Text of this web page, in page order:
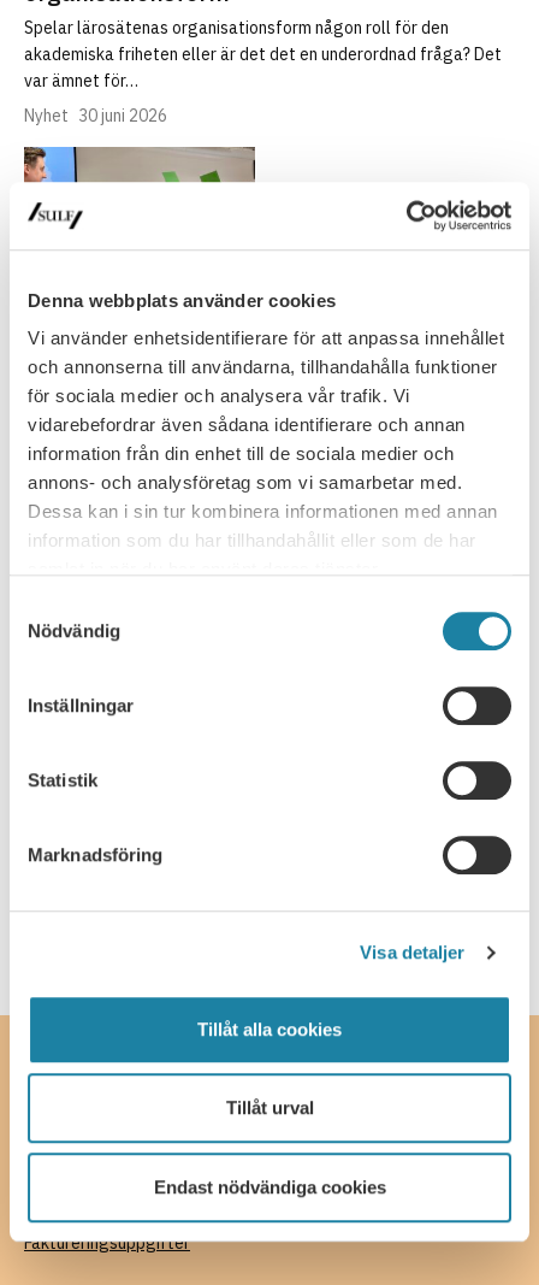
Denna webbplats använder cookies
Vi använder enhetsidentifierare för att anpassa innehållet
och annonserna till användarna, tillhandahålla funktioner
för sociala medier och analysera vår trafik. Vi
vidarebefordrar även sådana identifierare och annan
information från din enhet till de sociala medier och
annons- och analysföretag som vi samarbetar med.
Dessa kan i sin tur kombinera informationen med annan
information som du har tillhandahållit eller som de har
Nödvändig
Inställningar
Statistik
Marknadsföring
Visa detaljer
Tillåt alla cookies
Tillåt urval
Endast nödvändiga cookies
Spelar lärosätenas organisationsform någon roll för den
akademiska friheten eller är det det en underordnad fråga? Det
var ämnet för…
Nyhet 30 juni 2026
NYHETSARKIV
Ledare i Universitetsläraren
Nyhet
Remissvar
Skrift
Kontakta oss
SULF, Sveriges universitetslärare och forskare
Ferkens gränd 4, 111 30 Stockholm
08-505 836 00 (växel),kansli@sulf.se
Fler kontaktuppgifter
Pressrum
Faktureringsuppgifter